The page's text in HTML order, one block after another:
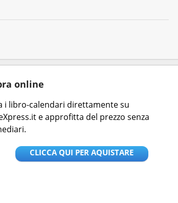
online
i libro-calendari direttamente su
e approfitta del prezzo senza
CLICCA QUI PER AQUISTARE